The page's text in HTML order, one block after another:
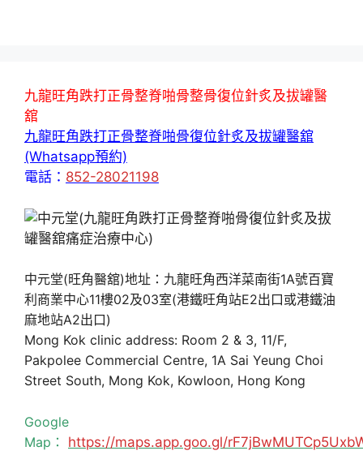
九龍旺角跌打正骨整脊啪骨整骨復位針炙及拔罐醫
舘
九龍旺角跌打正骨整脊啪骨復位針炙及拔罐醫舘
(Whatsapp預約)
電話： 852-28021198
中元堂(旺角醫舘)地址：九龍旺角西洋菜南街1A號百寶
利商業中心11樓02及03室(港鐵旺角站E2出口或港鐵油
麻地站A2出口)
Mong Kok clinic address: Room 2 & 3, 11/F,
Pakpolee Commercial Centre, 1A Sai Yeung Choi
Street South, Mong Kok, Kowloon, Hong Kong
Google
Map： https://maps.app.goo.gl/